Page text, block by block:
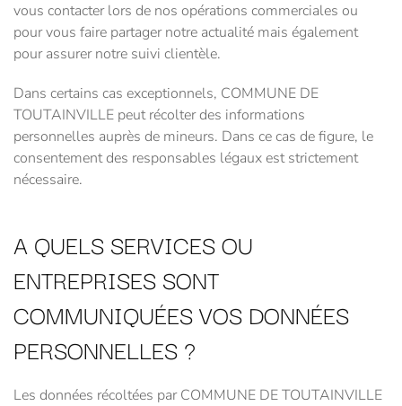
vous contacter lors de nos opérations commerciales ou
pour vous faire partager notre actualité mais également
pour assurer notre suivi clientèle.
Dans certains cas exceptionnels, COMMUNE DE
TOUTAINVILLE peut récolter des informations
personnelles auprès de mineurs. Dans ce cas de figure, le
consentement des responsables légaux est strictement
nécessaire.
A QUELS SERVICES OU
ENTREPRISES SONT
COMMUNIQUÉES VOS DONNÉES
PERSONNELLES ?
Les données récoltées par COMMUNE DE TOUTAINVILLE